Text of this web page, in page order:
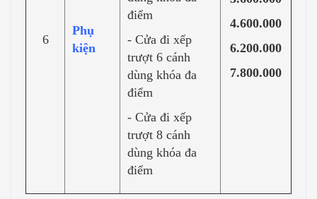
6
Phụ
kiện
điểm
- Cửa đi xếp
trượt 6 cánh
dùng khóa đa
điểm
- Cửa đi xếp
trượt 8 cánh
dùng khóa đa
điểm
4.600.000
6.200.000
7.800.000